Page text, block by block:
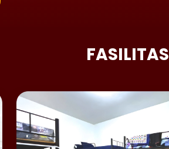
FASILITAS